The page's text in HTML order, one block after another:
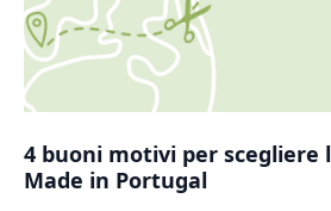
4 buoni motivi per scegliere
Made in Portugal